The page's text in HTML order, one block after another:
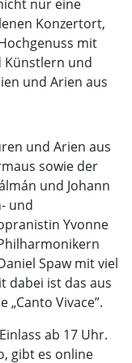
nur eine
Konzertort,
mit
Künstlern und
und Arien aus
und Arien aus
sowie der
und Johann
und
Yvonne
Spaw mit viel
dabei ist das aus
Vivace”.
ab 17 Uhr.
gibt es online